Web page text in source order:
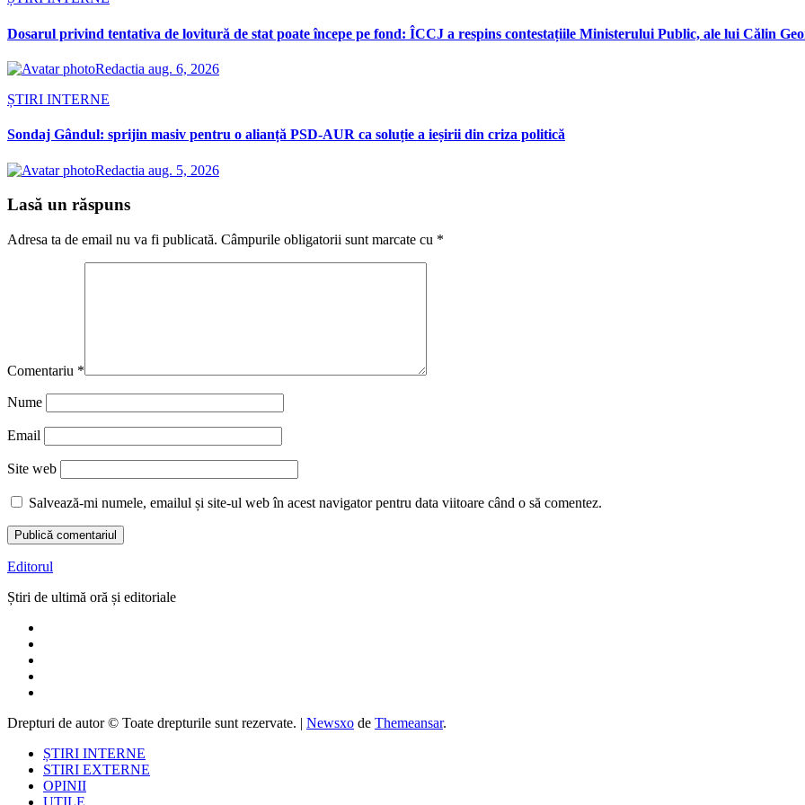
Dosarul privind tentativa de lovitură de stat poate începe pe fond: ÎCCJ a respins contestațiile Ministerului Public, ale lui Călin
Redactia aug. 6, 2026
ȘTIRI INTERNE
Sondaj Gândul: sprijin masiv pentru o alianță PSD-AUR ca soluție a ieșirii din criza politică
Redactia aug. 5, 2026
Lasă un răspuns
Adresa ta de email nu va fi publicată. Câmpurile obligatorii sunt marcate cu *
Comentariu *
Nume
Email
Site web
Salvează-mi numele, emailul și site-ul web în acest navigator pentru data viitoare când o să comentez.
Editorul
Știri de ultimă oră și editoriale
Drepturi de autor © Toate drepturile sunt rezervate. | Newsxo de Themeansar.
ȘTIRI INTERNE
STIRI EXTERNE
OPINII
UTILE